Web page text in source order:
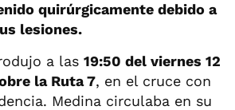
quirúrgicamente debido a
lesiones.
a las 19:50 del viernes 12
la Ruta 7, en el cruce con
Medina circulaba en su